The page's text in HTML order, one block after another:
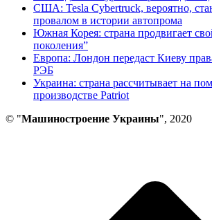
США: Tesla Cybertruck, вероятно,
провалом в истории автопрома
Южная Корея: страна продвигает
поколения”
Европа: Лондон передаст Киеву
РЭБ
Украина: страна рассчитывает на
производстве Patriot
© "Машиностроение Украины", 2020